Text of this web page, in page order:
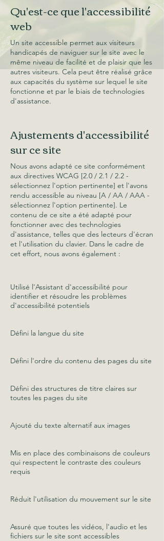
Qu'est-ce que l'accessibilité
web
Un site accessible permet aux visiteurs
handicapés de naviguer sur le site avec le
même niveau de facilité et de plaisir que les
autres visiteurs. Cela peut être réalisé grâce
aux capacités du système sur lequel le site
fonctionne et par le biais de technologies
d'assistance.
Ajustements d'accessibilité
sur ce site
Nous avons adapté ce site conformément
aux directives WCAG [2.0 / 2.1 / 2.2 -
sélectionnez l'option pertinente] et l'avons
rendu accessible au niveau [A / AA / AAA -
sélectionnez l'option pertinente]. Le
contenu de ce site a été adapté pour
fonctionner avec des technologies
d'assistance, telles que des lecteurs d'écran
et l'utilisation du clavier. Dans le cadre de
cet effort, nous avons également :
Utilisé l'Assistant d'accessibilité pour
identifier et résoudre les problèmes
d'accessibilité potentiels
Défini la langue du site
Défini l'ordre du contenu des pages du site
Défini des structures de titre claires sur
toutes les pages du site
Ajouté du texte alternatif aux images
Mis en place des combinaisons de couleurs
qui respectent le contraste des couleurs
requis
Réduit l'utilisation du mouvement sur le site
Assuré que toutes les vidéos, l'audio et les
fichiers sur le site sont accessibles